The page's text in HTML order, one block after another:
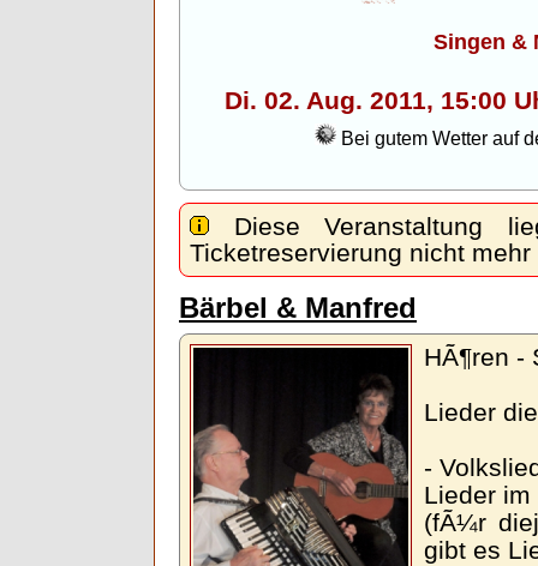
Singen &
Di. 02. Aug. 2011,
Bei gutem Wetter auf
Diese Veranstaltung
Ticketreservierung nicht
Bärbel & Manfred
HÃ¶ren -
Lieder
-
Lieder
(fÃ¼r
gibt es